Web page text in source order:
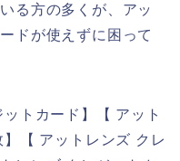
る方の多くが、アッ
ドが使えずに困って
トカード】【 アット
【 アットレンズ クレ